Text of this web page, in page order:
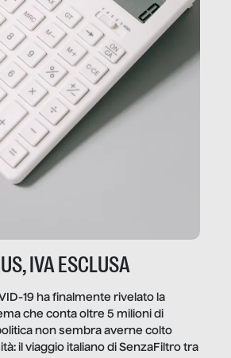
IVA ESCLUSA
19 ha finalmente rivelato la
che conta oltre 5 milioni di
non sembra averne colto
il viaggio italiano di SenzaFiltro tra